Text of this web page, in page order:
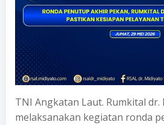
TNI Angkatan Laut. Rumkital
melaksanakan kegiatan ronda